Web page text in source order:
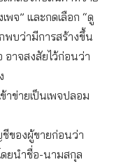
พจ” และกดเลือก “ดู
พบว่ามีการสร้างขึ้น
อาจสงสัยไว้ก่อนว่า
าข่ายเป็นเพจปลอม
ของผู้ขายก่อนว่า
ดยนำชื่อ-นามสกุล